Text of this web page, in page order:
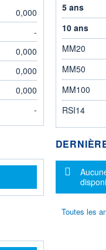
0,000
-
0,000
0,000
0,000
-
5 ans
10 ans
MM20
MM50
MM100
RSI14
Toutes les